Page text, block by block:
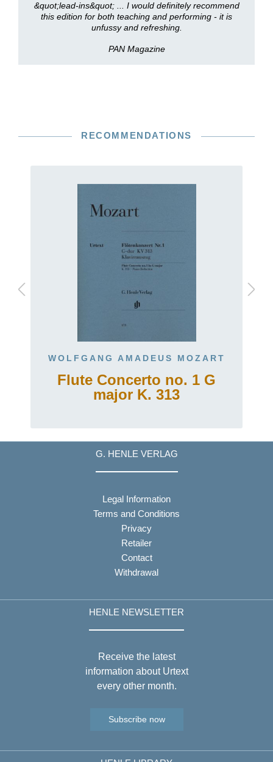
&quot;lead-ins&quot; ... I would definitely recommend
this edition for both teaching and performing - it is
unfussy and refreshing.
PAN Magazine
RECOMMENDATIONS
WOLFGANG AMADEUS MOZART
Flute Concerto no. 1 G
major K. 313
G. HENLE VERLAG
Legal Information
Terms and Conditions
Privacy
Retailer
Contact
Withdrawal
HENLE NEWSLETTER
Receive the latest
information about Urtext
every other month.
Subscribe now